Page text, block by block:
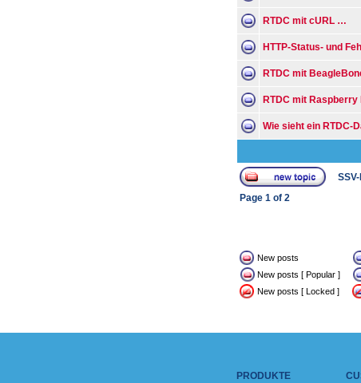
RTDC mit cURL …
HTTP-Status- und
RTDC mit
RTDC mit
Wie sieht ein RTDC-
Page 1 of 2
New posts
New posts [ Popular ]
New posts [ Locked ]
PRODUKTE